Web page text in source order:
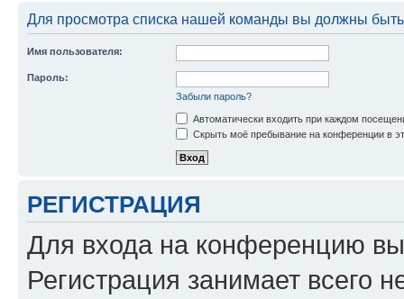
Для просмотра списка нашей команды вы должны
Имя пользователя:
Пароль:
Забыли пароль?
Автоматически входить при каждом
Скрыть моё пребывание на конференции в
РЕГИСТРАЦИЯ
Для входа на конференцию
Регистрация занимает всего